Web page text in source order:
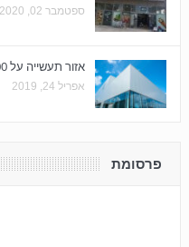
ספטמבר 02, 2020
אזור תעשייה על 6,000 דונם עם מעל 12,000 משרות
אפריל 24, 2019
פרסומת